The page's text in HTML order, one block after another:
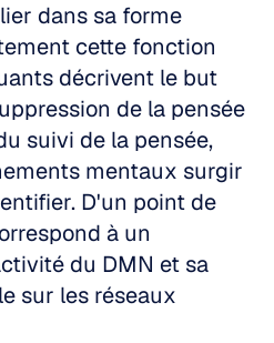
dans sa forme
cette fonction
décrivent le but
de la pensée
suivi de la pensée,
mentaux surgir
D'un point de
à un
du DMN et sa
sur les réseaux